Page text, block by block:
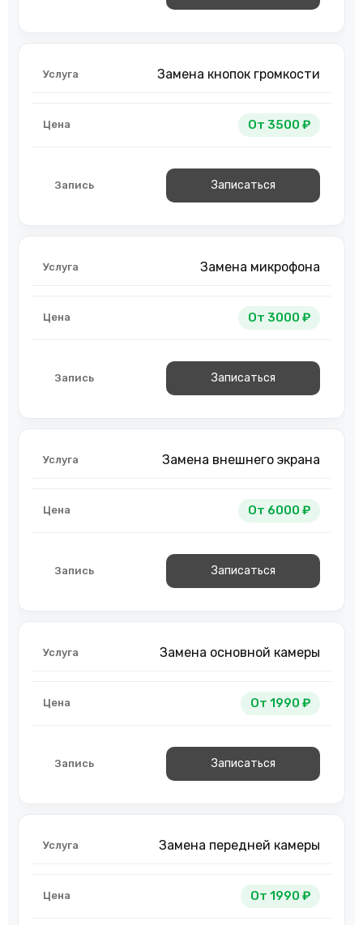
Замена кнопок громкости
От 3500 ₽
Записаться
Замена микрофона
От 3000 ₽
Записаться
Замена внешнего экрана
От 6000 ₽
Записаться
Замена основной камеры
От 1990 ₽
Записаться
Замена передней камеры
От 1990 ₽